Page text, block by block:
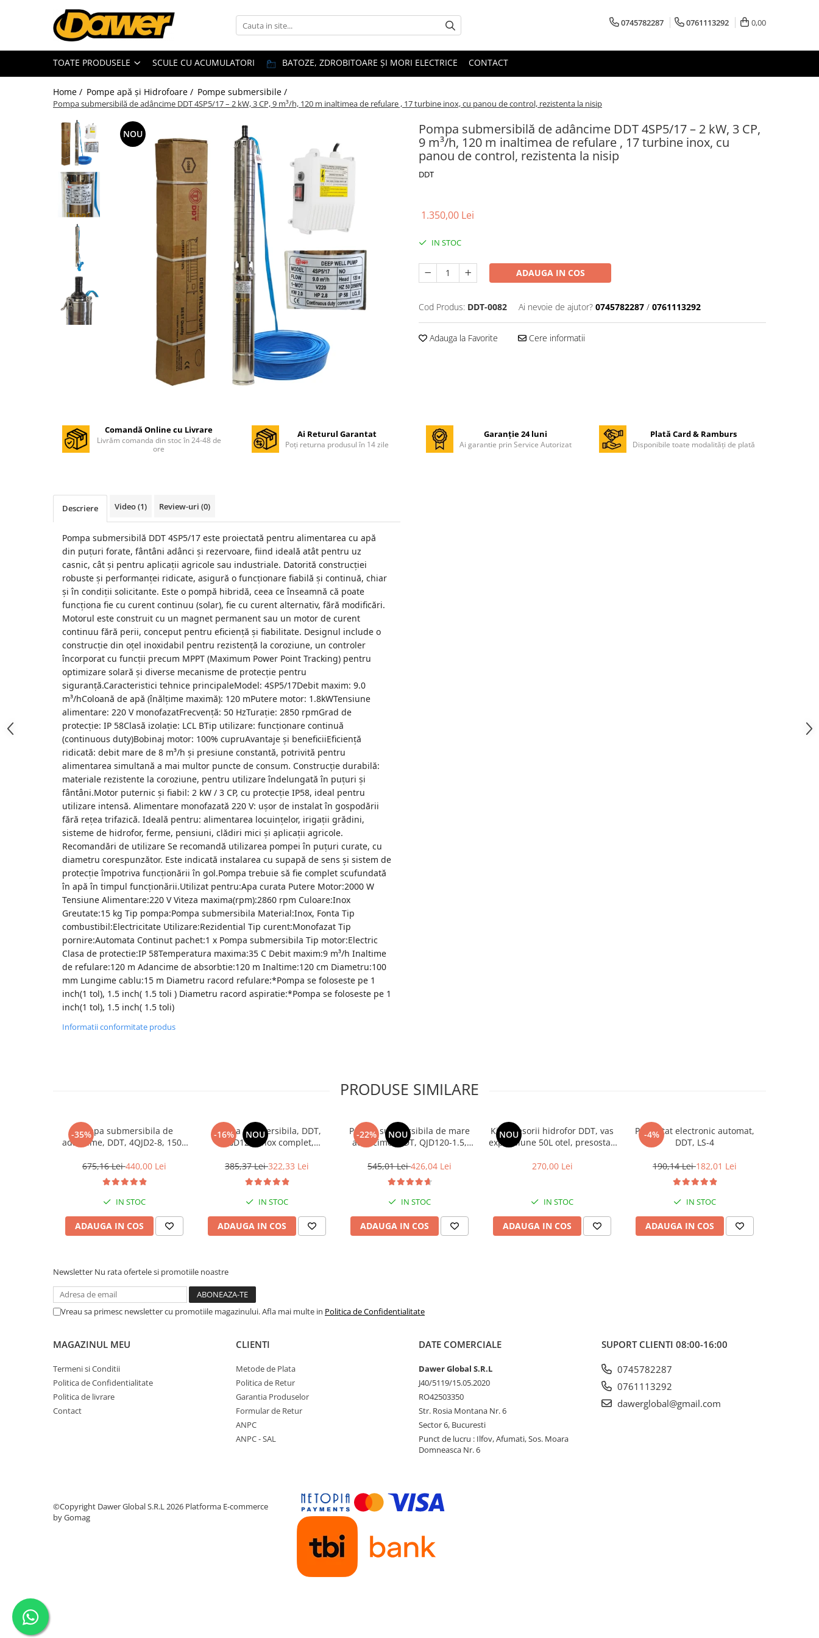
Toate Produsele
Pompe apă și Hidrofoare
Pompe submersibile
Pompe apa de suprafata
Pompe apa murdara
Pompe recirculare
Accesorii pompe
Scule și Unelte electrice
Masini de gaurit
Accesorii masini de gaurit
Masini de gaurit si insurubat
Circulare si fierastraie electrice
Masini de slefuit si polisat
Motoburghie si Burghie
Aparate sudura
Accesorii de sudura
Accesorii si consumabile drujbe
Accesorii motocoase
Casa, gradina si Bricolaj
Aparate lipit tevi
Aparate si masini gradinarit
Atomizoare si pompe de stropit
Utilaje Gradinarit
Compresoare
Accesorii Compresoare
Articole uz casnic
Electrocasnice
Intretinere locuinta
Iluminat si electrice
Cabluri electrice si conductori
Scule si unelte
Batoze, Zdrobitoare și Mori
Mori electrice
Generatoare și Motoare
Set chei, tubulare, truse chei
0745782287 0761113292 0,00
TOATE PRODUSELE SCULE CU ACUMULATORI BATOZE, ZDROBITOARE ȘI MORI ELECTRICE CONTACT
Home / Pompe apă și Hidrofoare / Pompe submersibile /
Pompa submersibilă de adâncime DDT 4SP5/17 – 2 kW, 3 CP, 9 m³/h, 120 m inaltimea de refulare , 17 turbine inox, cu panou de control, rezistenta la nisip
Pompa submersibilă de adâncime DDT 4SP5/17 – 2 kW, 3 CP,
9 m³/h, 120 m inaltimea de refulare , 17 turbine inox, cu
panou de control, rezistenta la nisip
DDT
NOU
1.350,00 Lei
IN STOC
ADAUGA IN COS
Cod Produs: DDT-0082 Ai nevoie de ajutor? 0745782287 / 0761113292
Adauga la Favorite Cere informatii
Comandă Online cu Livrare
Livrăm comanda din stoc în 24-48 de
ore
Ai Returul Garantat
Poți returna produsul în 14 zile
Garanție 24 luni
Ai garantie prin Service Autorizat
Plată Card & Ramburs
Disponibile toate modalități de plată
Descriere Video(1) Review-uri (0)
Pompa submersibilă DDT 4SP5/17 este proiectată pentru alimentarea cu apă
din puțuri forate, fântâni adânci și rezervoare, fiind ideală atât pentru uz
casnic, cât și pentru aplicații agricole sau industriale. Datorită construcției
robuste și performanței ridicate, asigură o funcționare fiabilă și continuă, chiar
și în condiții solicitante. Este o pompă hibridă, ceea ce înseamnă că poate
funcționa fie cu curent continuu (solar), fie cu curent alternativ, fără modificări.
Motorul este construit cu un magnet permanent sau un motor de curent
continuu fără perii, conceput pentru eficiență și fiabilitate. Designul include o
construcție din oțel inoxidabil pentru rezistență la coroziune, un controler
încorporat cu funcții precum MPPT (Maximum Power Point Tracking) pentru
optimizare solară și diverse mecanisme de protecție pentru
siguranță.Caracteristici tehnice principaleModel: 4SP5/17Debit maxim: 9.0
m³/hColoană de apă (înălțime maximă): 120 mPutere motor: 1.8kWTensiune
alimentare: 220 V monofazatFrecvență: 50 HzTurație: 2850 rpmGrad de
protecție: IP 58Clasă izolație: LCL BTip utilizare: funcționare continuă
(continuous duty)Bobinaj motor: 100% cupruAvantaje și beneficiiEficiență
ridicată: debit mare de 8 m³/h și presiune constantă, potrivită pentru
alimentarea simultană a mai multor puncte de consum. Construcție durabilă:
materiale rezistente la coroziune, pentru utilizare îndelungată în puțuri și
fântâni.Motor puternic și fiabil: 2 kW / 3 CP, cu protecție IP58, ideal pentru
utilizare intensă. Alimentare monofazată 220 V: ușor de instalat în gospodării
fără rețea trifazică. Ideală pentru: alimentarea locuințelor, irigații grădini,
sisteme de hidrofor, ferme, pensiuni, clădiri mici și aplicații agricole.
Recomandări de utilizare Se recomandă utilizarea pompei în puțuri curate, cu
diametru corespunzător. Este indicată instalarea cu supapă de sens și sistem de
protecție împotriva funcționării în gol.Pompa trebuie să fie complet scufundată
în apă în timpul funcționării.Utilizat pentru:Apa curata Putere Motor:2000 W
Tensiune Alimentare:220 V Viteza maxima(rpm):2860 rpm Culoare:Inox
Greutate:15 kg Tip pompa:Pompa submersibila Material:Inox, Fonta Tip
combustibil:Electricitate Utilizare:Rezidential Tip curent:Monofazat Tip
pornire:Automata Continut pachet:1 x Pompa submersibila Tip motor:Electric
Clasa de protectie:IP 58Temperatura maxima:35 C Debit maxim:9 m³/h Inaltime
de refulare:120 m Adancime de absorbtie:120 m Inaltime:120 cm Diametru:100
mm Lungime cablu:15 m Diametru racord refulare:*Pompa se foloseste pe 1
inch(1 tol), 1.5 inch( 1.5 toli ) Diametru racord aspiratie:*Pompa se foloseste pe 1
inch(1 tol), 1.5 inch( 1.5 toli)
Informatii conformitate produs
PRODUSE SIMILARE
-35%
Pompa submersibila de
adancime, DDT, 4QJD2-8, 1500
cablu
675,16 Lei440,00 Lei
IN STOC
ADAUGA IN COS
-16% NOU
Pompa submersibila, DDT,
QGD120, Inox complet,
m cablu, 120 m, 3 m³/h
385,37 Lei322,33 Lei
IN STOC
ADAUGA IN COS
-22% NOU
Pompa submersibila de mare
adancime, DDT, QJD120-1.5,
545,01 Lei426,04 Lei
IN STOC
ADAUGA IN COS
NOU
Kit accesorii hidrofor DDT, vas
expansiune 50L otel, presostat,
furtun racord inox cu cot 60cm
270,00 Lei
IN STOC
ADAUGA IN COS
-4%
Presostat electronic automat,
DDT, LS-4
190,14 Lei182,01 Lei
IN STOC
ADAUGA IN COS
Newsletter Nu rata ofertele si promotiile noastre
Vreau sa primesc newsletter cu promotiile magazinului. Afla mai multe in Politica de Confidentialitate
MAGAZINUL MEU
Termeni si Conditii
Politica de Confidentialitate
Politica de livrare
Contact
CLIENTI
Metode de Plata
Politica de Retur
Garantia Produselor
Formular de Retur
ANPC
ANPC - SAL
DATE COMERCIALE
Dawer Global S.R.L
J40/5119/15.05.2020
RO42503350
Str. Rosia Montana Nr. 6
Sector 6, Bucuresti
Punct de lucru : Ilfov, Afumati, Sos. Moara
Domneasca Nr. 6
SUPORT CLIENTI 08:00-16:00
0745782287
0761113292
dawerglobal@gmail.com
©Copyright Dawer Global S.R.L 2026 Platforma E-commerce
by Gomag